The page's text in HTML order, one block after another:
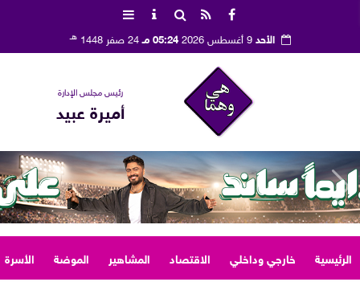
الأحد9 أغسطس 2026 05:24 مـ 24 صفر 1448 هـ
رئيس مجلس الإدارة
أميرة عبيد
الرئيسية خارجي وداخلي الاقتصاد المشاهير الموضة الأسرة